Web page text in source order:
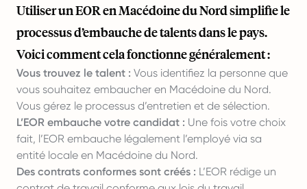
Utiliser un EOR en Macédoine du Nord simplifie le
processus d’embauche de talents dans le pays.
Voici comment cela fonctionne généralement :
Vous trouvez le talent : Vous identifiez la personne que
vous souhaitez embaucher en Macédoine du Nord.
Vous gérez le processus d’entretien et de sélection.
L’EOR embauche votre candidat : Une fois votre choix
fait, l’EOR embauche légalement l’employé via sa
entité locale en Macédoine du Nord.
Des contrats conformes sont créés : L’EOR rédige un